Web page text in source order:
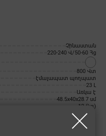
Չինաստան
220-240 Վ/50-60 Հց
800 Վտ
էմալապատ պողպատ
23 Լ
Առկա է
48.5x40x28.7 սմ
12 (կգ)